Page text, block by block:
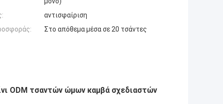
αντισφαίριση
Στο απόθεμα μέσα σε 20 τσάντες
ODM τσαντών ώμων καμβά σχεδιαστών